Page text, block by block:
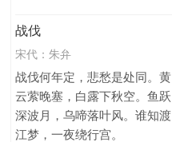
战伐
宋代：朱弁
战伐何年定，悲愁是处同。黄
云萦晚塞，白露下秋空。鱼跃
深波月，乌啼落叶风。谁知渡
江梦，一夜绕行宫。